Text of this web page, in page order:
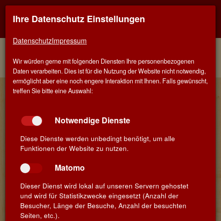
Colli Euganei
Wein-Details
Cantina Colli Euganei
»Rialto Marzemino«
Rosso Frizzante
Veneto IGT · Padova,
Veneto · Italien
Ihre Datenschutz Einstellungen
DatenschutzImpressum
Wir würden gerne mit folgenden Diensten Ihre personenbezogenen
Daten verarbeiten. Dies ist für die Nutzung der Website nicht notwendig,
ermöglicht aber eine noch engere Interaktion mit Ihnen. Falls gewünscht,
treffen Sie bitte eine Auswahl:
Notwendige Dienste
Diese Dienste werden unbedingt benötigt, um alle
Funktionen der Website zu nutzen.
Matomo
Dieser Dienst wird lokal auf unseren Servern gehostet
und wird für Statistikzwecke eingesetzt (Anzahl der
Besucher, Länge der Besuche, Anzahl der besuchten
Seiten, etc.).